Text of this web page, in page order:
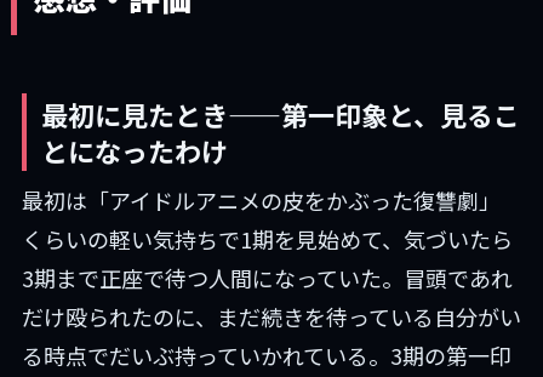
最初に見たとき——第一印象と、見るこ
とになったわけ
最初は「アイドルアニメの皮をかぶった復讐劇」
くらいの軽い気持ちで1期を見始めて、気づいたら
3期まで正座で待つ人間になっていた。冒頭であれ
だけ殴られたのに、まだ続きを待っている自分がい
る時点でだいぶ持っていかれている。3期の第一印